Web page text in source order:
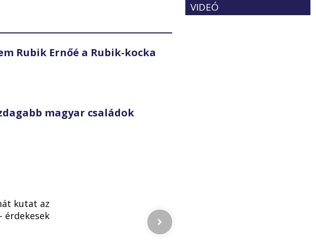
Rubik Ernőé a Rubik-kocka
magyar családok
VIDEÓ
kutat az
érdekesek